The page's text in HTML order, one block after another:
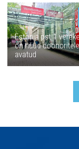
Estonia pst 1
on nüüd doonoritele
avatud